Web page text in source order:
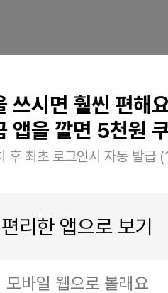
쓰시면 훨씬 편해
앱을 깔면 5천원
후 최초 로그인시 자동 발급
편리한 앱으로 보기
모바일 웹으로 볼래요